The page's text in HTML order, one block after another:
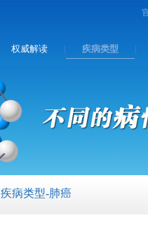
权威解读 疾病类型
疾病类型-肺癌